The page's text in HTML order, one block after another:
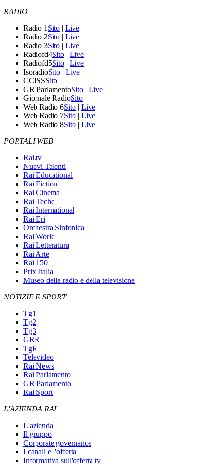
RADIO
Radio 1 Sito | Live
Radio 2Sito | Live
Radio 3Sito | Live
Radiofd4Sito | Live
Radiofd5Sito | Live
IsoradioSito | Live
CCISSSito
GR ParlamentoSito | Live
Giornale RadioSito
Web Radio 6Sito | Live
Web Radio 7Sito | Live
Web Radio 8Sito | Live
PORTALI WEB
Rai.tv
Nuovi Talenti
Rai Educational
Rai Fiction
Rai Cinema
Rai Teche
Rai International
Rai Eri
Orchestra Sinfonica
Rai World
Rai Letteratura
Rai Arte
Rai 150
Prix Italia
Museo della radio e della televisione
NOTIZIE E SPORT
Tg1
Tg2
Tg3
GRR
TgR
Televideo
Rai News
Rai Parlamento
GR Parlamento
Rai Sport
L'AZIENDA RAI
L'azienda
Il gruppo
Corporate governance
I canali e l'offerta
Informativa sull'offerta tv